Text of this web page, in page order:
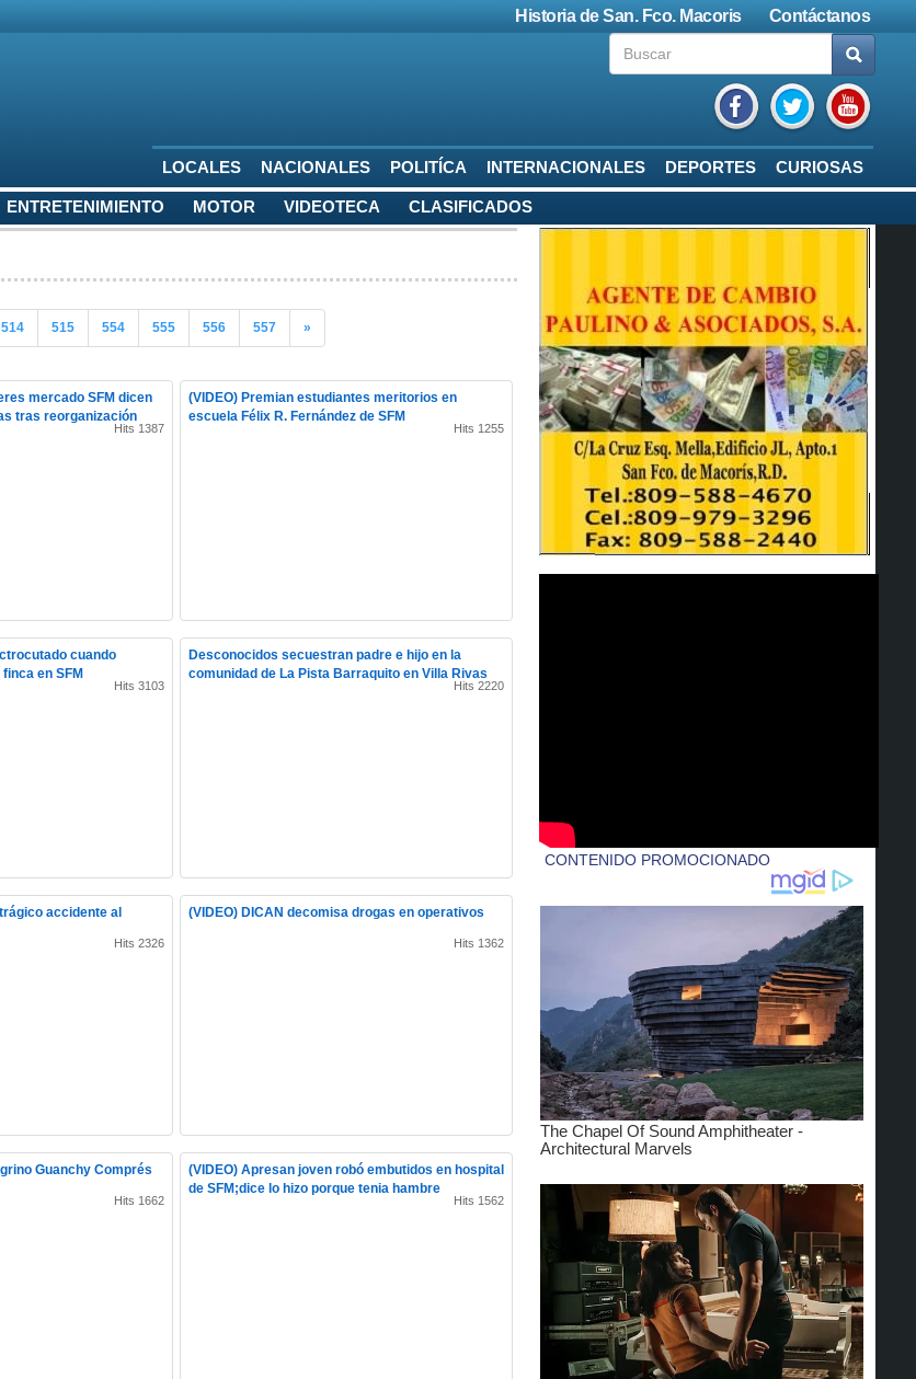
Contáctanos
Historia de San. Fco. Macoris
LOCALES NACIONALES POLITÍCA INTERNACIONALES DEPORTES CURIOSAS
ENTRETENIMIENTO MOTOR VIDEOTECA CLASIFICADOS
514 515 554 555 556 557 »
mercado SFM dicen
tras reorganización
Hits 1387
(VIDEO) Premian estudiantes meritorios en
escuela Félix R. Fernández de SFM
Hits 1255
cuando
en SFM
Hits 3103
Desconocidos secuestran padre e hijo en la
comunidad de La Pista Barraquito en Villa Rivas
Hits 2220
accidente al
Hits 2326
(VIDEO) DICAN decomisa drogas en operativos
Hits 1362
Guanchy Comprés
Hits 1662
(VIDEO) Apresan joven robó embutidos en hospital
de SFM;dice lo hizo porque tenia hambre
Hits 1562